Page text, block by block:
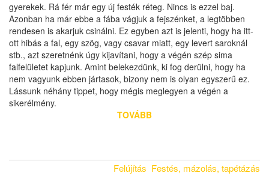
gyerekek. Rá fér már egy új festék réteg. Nincs is ezzel baj.
Azonban ha már ebbe a fába vágjuk a fejszénket, a legtöbben
rendesen is akarjuk csinálni. Ez egyben azt is jelenti, hogy ha itt-
ott hibás a fal, egy szög, vagy csavar miatt, egy levert saroknál
stb., azt szeretnénk úgy kijavítani, hogy a végén szép sima
falfelületet kapjunk. Amint belekezdünk, ki fog derülni, hogy ha
nem vagyunk ebben jártasok, bizony nem is olyan egyszerű ez.
Lássunk néhány tippet, hogy mégis meglegyen a végén a
sikerélmény.
TOVÁBB
Felújítás Festés, mázolás, tapétázás